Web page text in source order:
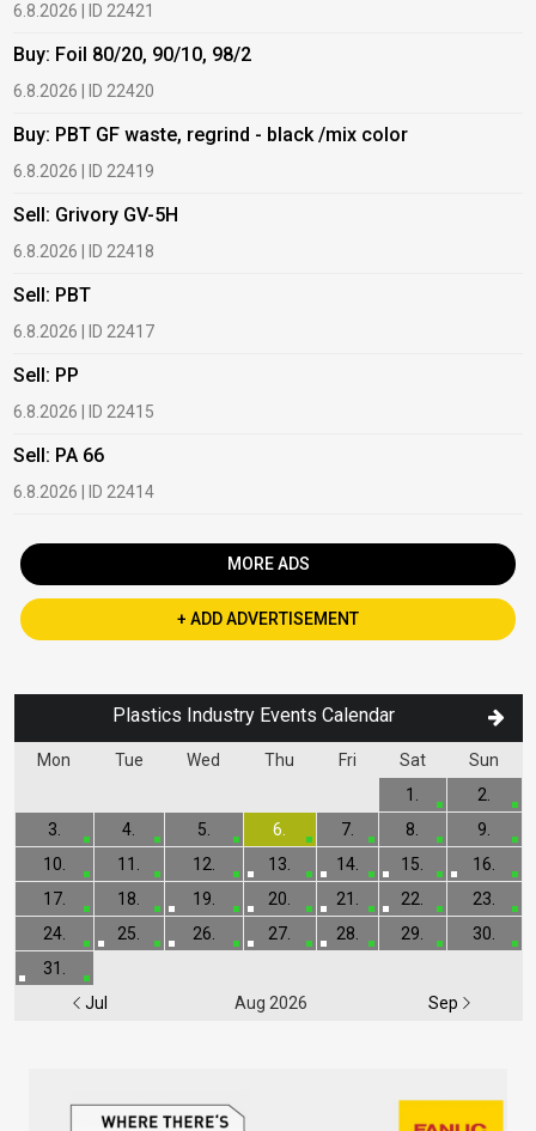
6.8.2026 | ID 22421
Buy: Foil 80/20, 90/10, 98/2
6.8.2026 | ID 22420
Buy: PBT GF waste, regrind - black /mix color
6.8.2026 | ID 22419
Sell: Grivory GV-5H
6.8.2026 | ID 22418
Sell: PBT
6.8.2026 | ID 22417
Sell: PP
6.8.2026 | ID 22415
Sell: PA 66
6.8.2026 | ID 22414
MORE ADS
+ ADD ADVERTISEMENT
Plastics Industry Events Calendar
Mon Tue Wed Thu Fri Sat Sun
Jul Aug 2026 Sep
1.
2.
3.
4. 5. 6. 7. 8.
9.
10.
11. 12. 13. 14. 15.
16.
17.
18. 19. 20. 21. 22.
23.
24.
25. 26. 27. 28. 29.
30.
31.